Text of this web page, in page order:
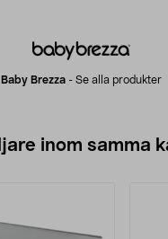
Baby Brezza- Se alla produkter
inom samma